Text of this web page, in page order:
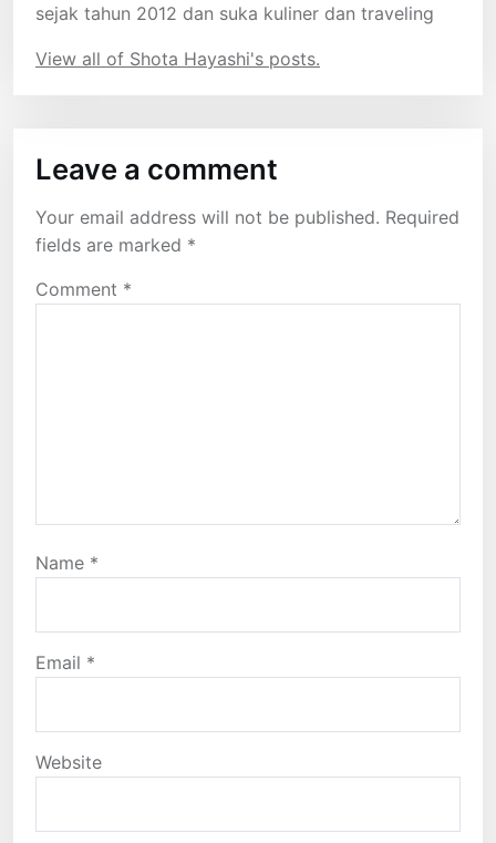
sejak tahun 2012 dan suka kuliner dan traveling
View all of Shota Hayashi's posts.
Leave a comment
Your email address will not be published. Required
fields are marked *
Comment *
Name *
Email *
Website